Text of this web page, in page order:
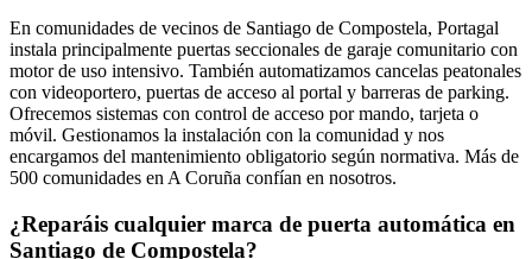
En comunidades de vecinos de Santiago de Compostela, Portagal
instala principalmente puertas seccionales de garaje comunitario con
motor de uso intensivo. También automatizamos cancelas peatonales
con videoportero, puertas de acceso al portal y barreras de parking.
Ofrecemos sistemas con control de acceso por mando, tarjeta o
móvil. Gestionamos la instalación con la comunidad y nos
encargamos del mantenimiento obligatorio según normativa. Más de
500 comunidades en A Coruña confían en nosotros.
¿Reparáis cualquier marca de puerta automática en
Santiago de Compostela?